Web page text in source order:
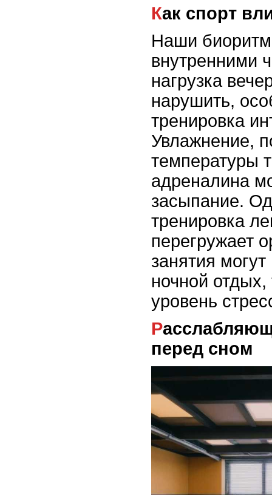
Как спорт
Наши
внутренними
нагрузка
нарушить,
тренировка
Увлажнение,
температуры
адреналина
засыпание.
тренировка
перегружает
занятия
ночной отдых,
уровень
Расслабляющие упражнения
перед сном